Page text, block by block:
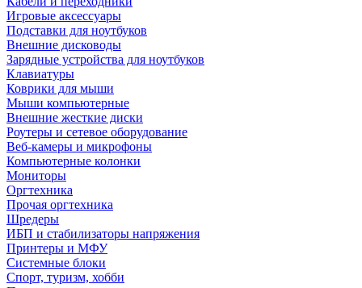
Игровые аксессуары
Подставки для ноутбуков
Внешние дисководы
Зарядные устройства для ноутбуков
Клавиатуры
Коврики для мыши
Мыши компьютерные
Внешние жесткие диски
Роутеры и сетевое оборудование
Веб-камеры и микрофоны
Компьютерные колонки
Мониторы
Оргтехника
Прочая оргтехника
Шредеры
ИБП и стабилизаторы напряжения
Принтеры и МФУ
Системные блоки
Спорт, туризм, хобби